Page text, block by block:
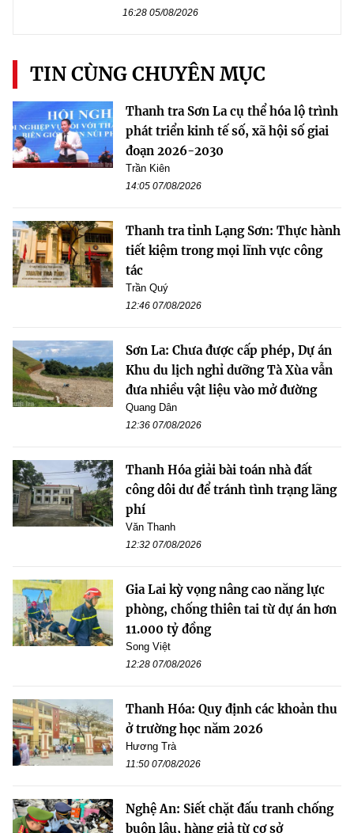
16:28 05/08/2026
TIN CÙNG CHUYÊN MỤC
Thanh tra Sơn La cụ thể hóa lộ trình
phát triển kinh tế số, xã hội số giai
đoạn 2026-2030
Trần Kiên
14:05 07/08/2026
Thanh tra tỉnh Lạng Sơn: Thực hành
tiết kiệm trong mọi lĩnh vực công
tác
Trần Quý
12:46 07/08/2026
Sơn La: Chưa được cấp phép, Dự án
Khu du lịch nghỉ dưỡng Tà Xùa vẫn
đưa nhiều vật liệu vào mở đường
Quang Dân
12:36 07/08/2026
Thanh Hóa giải bài toán nhà đất
công dôi dư để tránh tình trạng lãng
phí
Văn Thanh
12:32 07/08/2026
Gia Lai kỳ vọng nâng cao năng lực
phòng, chống thiên tai từ dự án hơn
11.000 tỷ đồng
Song Việt
12:28 07/08/2026
Thanh Hóa: Quy định các khoản thu
ở trường học năm 2026
Hương Trà
11:50 07/08/2026
Nghệ An: Siết chặt đấu tranh chống
buôn lậu, hàng giả từ cơ sở